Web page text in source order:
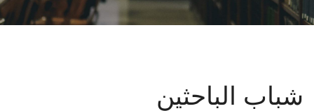
البحث العلمي
شباب الباحثين